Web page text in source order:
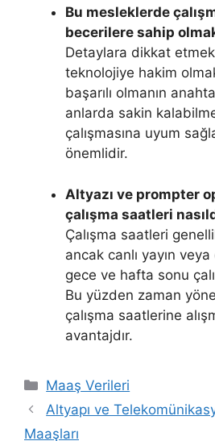
Bu mesleklerde
becerilere sahip
Detaylara dikkat
teknolojiye hakim
başarılı olmanın
anlarda sakin
çalışmasına uyum
önemlidir.
Altyazı ve prompter
çalışma saatleri
Çalışma saatleri
ancak canlı yayın
gece ve hafta sonu
Bu yüzden zaman
çalışma saatlerine
avantajdır.
Kategoriler
Maaş Verileri
Altyapı ve
Maaşları